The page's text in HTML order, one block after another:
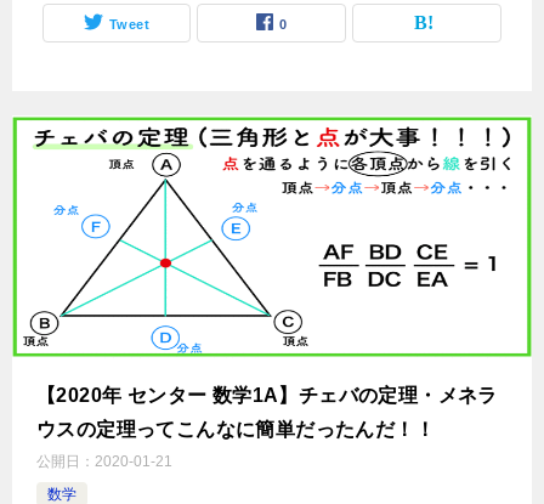
Tweet 0
【2020年 センター 数学1A】チェバの定理・メネラ
ウスの定理ってこんなに簡単だったんだ！！
公開日： 2020-01-21
数学